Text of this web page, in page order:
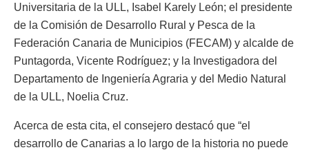
Universitaria de la ULL, Isabel Karely León; el presidente
de la Comisión de Desarrollo Rural y Pesca de la
Federación Canaria de Municipios (FECAM) y alcalde de
Puntagorda, Vicente Rodríguez; y la Investigadora del
Departamento de Ingeniería Agraria y del Medio Natural
de la ULL, Noelia Cruz.
Acerca de esta cita, el consejero destacó que “el
desarrollo de Canarias a lo largo de la historia no puede